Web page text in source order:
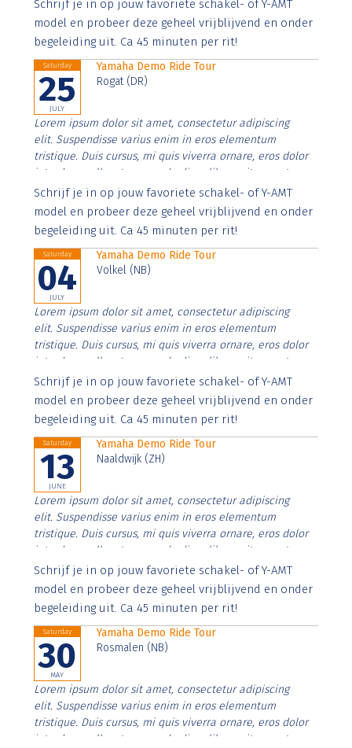
imperdiet. Nunc ut sem vitae risus tristique posuere.
Schrijf je in op jouw favoriete schakel- of Y-AMT
model en probeer deze geheel vrijblijvend en onder
begeleiding uit. Ca 45 minuten per rit!
Saturday
25
JULY
Yamaha Demo Ride Tour
Rogat (DR)
Lorem ipsum dolor sit amet, consectetur adipiscing
elit. Suspendisse varius enim in eros elementum
tristique. Duis cursus, mi quis viverra ornare, eros dolor
interdum nulla, ut commodo diam libero vitae erat.
Aenean faucibus nibh et justo cursus id rutrum lorem
imperdiet. Nunc ut sem vitae risus tristique posuere.
Schrijf je in op jouw favoriete schakel- of Y-AMT
model en probeer deze geheel vrijblijvend en onder
begeleiding uit. Ca 45 minuten per rit!
Saturday
04
JULY
Yamaha Demo Ride Tour
Volkel (NB)
Lorem ipsum dolor sit amet, consectetur adipiscing
elit. Suspendisse varius enim in eros elementum
tristique. Duis cursus, mi quis viverra ornare, eros dolor
interdum nulla, ut commodo diam libero vitae erat.
Aenean faucibus nibh et justo cursus id rutrum lorem
imperdiet. Nunc ut sem vitae risus tristique posuere.
Schrijf je in op jouw favoriete schakel- of Y-AMT
model en probeer deze geheel vrijblijvend en onder
begeleiding uit. Ca 45 minuten per rit!
Saturday
13
JUNE
Yamaha Demo Ride Tour
Naaldwijk (ZH)
Lorem ipsum dolor sit amet, consectetur adipiscing
elit. Suspendisse varius enim in eros elementum
tristique. Duis cursus, mi quis viverra ornare, eros dolor
interdum nulla, ut commodo diam libero vitae erat.
Aenean faucibus nibh et justo cursus id rutrum lorem
imperdiet. Nunc ut sem vitae risus tristique posuere.
Schrijf je in op jouw favoriete schakel- of Y-AMT
model en probeer deze geheel vrijblijvend en onder
begeleiding uit. Ca 45 minuten per rit!
Saturday
30
MAY
Yamaha Demo Ride Tour
Rosmalen (NB)
Lorem ipsum dolor sit amet, consectetur adipiscing
elit. Suspendisse varius enim in eros elementum
tristique. Duis cursus, mi quis viverra ornare, eros dolor
interdum nulla, ut commodo diam libero vitae erat.